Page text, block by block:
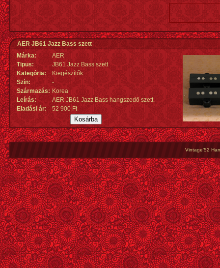
AER JB61 Jazz Bass szett
Márka:
AER
Tipus:
JB61 Jazz Bass szett
Kategória:
Kiegészítők
Szín:
-
Származás: Korea
Leírás:
AER JB61 Jazz Bass hangszedő szett.
Eladási ár:
52 900 Ft
Vintage'52